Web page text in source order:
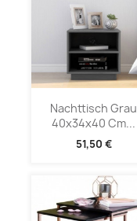
Nachttisch Grau
40x34x40 Cm...
51,50 €